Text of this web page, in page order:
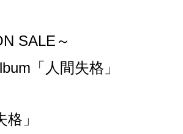
SALE～
「人間失格」
」